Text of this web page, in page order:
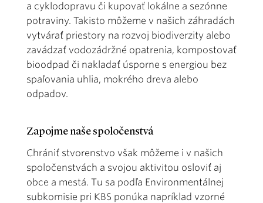
a cyklodopravu či kupovať lokálne a sezónne
potraviny. Takisto môžeme v našich záhradách
vytvárať priestory na rozvoj biodiverzity alebo
zavádzať vodozádržné opatrenia, kompostovať
bioodpad či nakladať úsporne s energiou bez
spaľovania uhlia, mokrého dreva alebo
odpadov.
Zapojme naše spoločenstvá
Chrániť stvorenstvo však môžeme i v našich
spoločenstvách a svojou aktivitou osloviť aj
obce a mestá. Tu sa podľa Environmentálnej
subkomisie pri KBS ponúka napríklad vzorné